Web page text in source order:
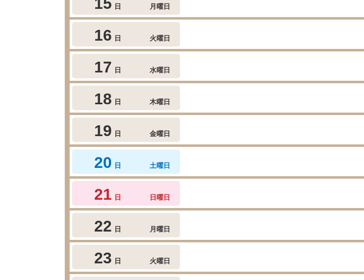
日 月曜日
16 日 火曜日
17 日 水曜日
18 日 木曜日
19 日 金曜日
20 日 土曜日
21 日 日曜日
22 日 月曜日
23 日 火曜日